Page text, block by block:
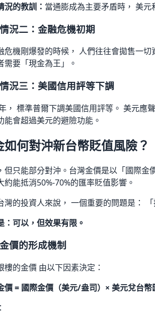
況的教訓： 當通膨成為主要矛盾時， 美
況二：金融危機初期
危機剛爆發的時候， 人們往往會拋售一
需要「現金為王」。
況三：美國信用評等下調
， 標準普爾下調美國信用評等。 美元應
能會超過美元的避險功能。
如何對沖新台幣貶值風險？
但只能部分對沖。台灣金價是以「國際
約能抵消50%-70%的匯率貶值影響。
灣的投資人來說， 一個重要的問題是：
：可以，但效果有限。
價的形成機制
樓的金價 由以下因素決定：
價 = 國際金價（美元/盎司）× 美元兌台幣